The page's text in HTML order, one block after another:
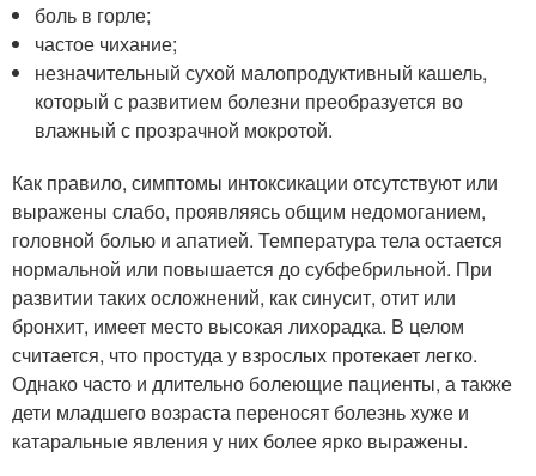
боль в горле;
частое чихание;
незначительный сухой малопродуктивный кашель,
который с развитием болезни преобразуется во
влажный с прозрачной мокротой.
Как правило, симптомы интоксикации отсутствуют или
выражены слабо, проявляясь общим недомоганием,
головной болью и апатией. Температура тела остается
нормальной или повышается до субфебрильной. При
развитии таких осложнений, как синусит, отит или
бронхит, имеет место высокая лихорадка. В целом
считается, что простуда у взрослых протекает легко.
Однако часто и длительно болеющие пациенты, а также
дети младшего возраста переносят болезнь хуже и
катаральные явления у них более ярко выражены.